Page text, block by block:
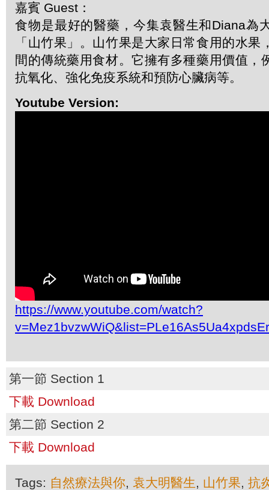
嘉賓 Guest：
食物是最好的醫藥，今集袁醫生和Diana為
「山竹果」。山竹果是大家日常食用的水果
間的傳統藥用食材。它擁有多種藥用價值，
抗氧化、強化免疫系統和預防心臟病等。
Youtube Version:
https://www.youtube.com/watch?
第一節 Section 1
下載 Download
第二節 Section 2
下載 Download
Tags: 自然療法與你, 袁大明醫生, 山竹果, 抗